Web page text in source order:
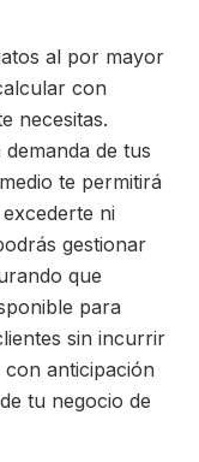
al por mayor
con
necesitas.
de tus
te permitirá
ni
gestionar
que
para
sin incurrir
con anticipación
tu negocio de